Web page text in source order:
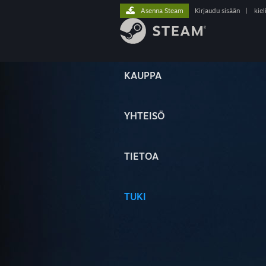
KAUPPA
YHTEISÖ
TIETOA
TUKI
Asenna Steam Kirjaudu sisään kieli